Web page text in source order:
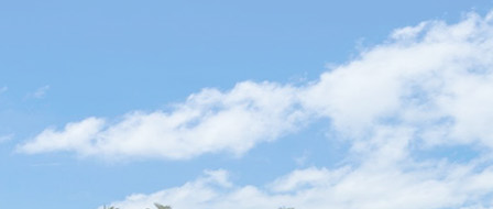
他已有8年职场教会，但头一次见到有口试官在口试技术吸
烟，并称其“格调极其雕悍”。 此外，该网友以为，口试技
kaiyun.com展会同时还将举办第二届深圳银龄消耗
2025年8月28日，第三届深圳海外聪惠养老产业展览会（以
下简称“深圳聪惠养老展”）暨“兴业银行杯”首届深圳康养
机器东说念主大赛新闻媒体通气会在深圳市民政局举行。
记者从会上获悉，该展将于2025年9月12日至14日在深圳会